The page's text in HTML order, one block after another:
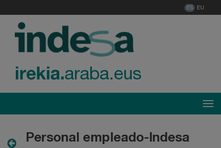
ES EU
irekia.araba.eus
Personal empleado-Indesa